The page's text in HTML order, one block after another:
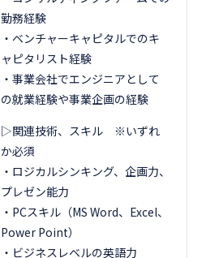
勤務経験
・ベンチャーキャピタルでのキ
ャピタリスト経験
・事業会社でエンジニアとして
の就業経験や事業企画の経験
▷関連技術、スキル ※いずれ
か必須
・ロジカルシンキング、企画力、
プレゼン能力
・PCスキル（MS Word、Excel、
Power Point）
・ビジネスレベルの英語力